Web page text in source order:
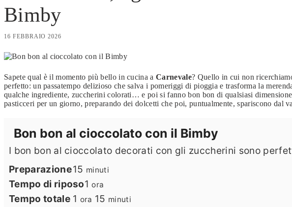
Bimby
16 FEBBRAIO 2026
Sapete qual è il momento più bello in cucina aCarnevale? Quello in cui non
perfetto: un passatempo delizioso che salva i pomeriggi di pioggia e trasforma la
qualche ingrediente, zuccherini colorati… e poi si fanno bon bon di qualsiasi
pasticceri per un giorno, preparando dei dolcetti che poi, puntualmente, spariscono dal
Bon bon al cioccolato con il Bimby
I bon bon al cioccolato decorati con gli zuccherini sono
Preparazione15 minuti
minuti
Tempo di riposo1 ora
ora
Tempo totale 1 ora
ora 15 minuti
minuti